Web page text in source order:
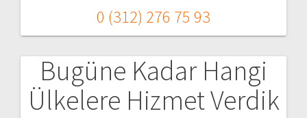
0 (312) 276 75 93
Bugüne Kadar Hangi
Ülkelere Hizmet Verdik